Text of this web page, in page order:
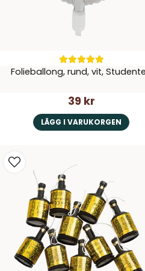
Folieballong, rund, vit,
39 kr
LÄGG I VARUKORGEN